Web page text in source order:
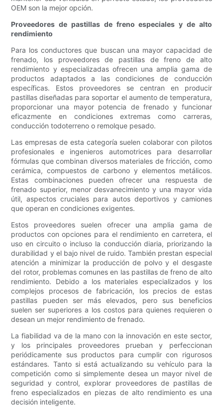
OEM son la mejor opción.
Proveedores de pastillas de freno especiales y de alto
rendimiento
Para los conductores que buscan una mayor capacidad de
frenado, los proveedores de pastillas de freno de alto
rendimiento y especializadas ofrecen una amplia gama de
productos adaptados a las condiciones de conducción
específicas. Estos proveedores se centran en producir
pastillas diseñadas para soportar el aumento de temperatura,
proporcionar una mayor potencia de frenado y funcionar
eficazmente en condiciones extremas como carreras,
conducción todoterreno o remolque pesado.
Las empresas de esta categoría suelen colaborar con pilotos
profesionales e ingenieros automotrices para desarrollar
fórmulas que combinan diversos materiales de fricción, como
cerámica, compuestos de carbono y elementos metálicos.
Estas combinaciones pueden ofrecer una respuesta de
frenado superior, menor desvanecimiento y una mayor vida
útil, aspectos cruciales para autos deportivos y camiones
que operan en condiciones exigentes.
Estos proveedores suelen ofrecer una amplia gama de
productos con opciones para el rendimiento en carretera, el
uso en circuito o incluso la conducción diaria, priorizando la
durabilidad y el bajo nivel de ruido. También prestan especial
atención a minimizar la producción de polvo y el desgaste
del rotor, problemas comunes en las pastillas de freno de alto
rendimiento. Debido a los materiales especializados y los
complejos procesos de fabricación, los precios de estas
pastillas pueden ser más elevados, pero sus beneficios
suelen ser superiores a los costos para quienes requieren o
desean un mejor rendimiento de frenado.
La fiabilidad va de la mano con la innovación en este sector,
y los principales proveedores prueban y perfeccionan
periódicamente sus productos para cumplir con rigurosos
estándares. Tanto si está actualizando su vehículo para la
competición como si simplemente desea un mayor nivel de
seguridad y control, explorar proveedores de pastillas de
freno especializados en piezas de alto rendimiento es una
decisión inteligente.